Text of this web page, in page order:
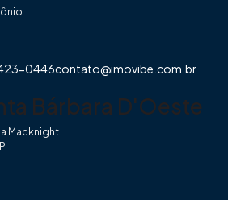
0446contato@imovibe.com.br
Bárbara D'Oeste
Macknight.